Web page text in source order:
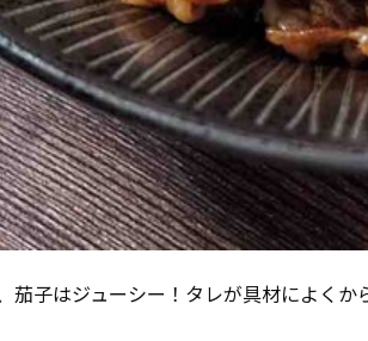
茄子はジューシー！タレが具材によくか